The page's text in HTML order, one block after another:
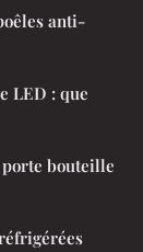
anti-
LED : que
porte bouteille